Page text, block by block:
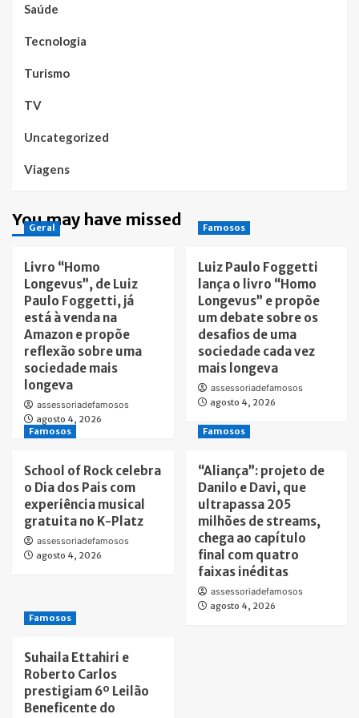
Saúde
Tecnologia
Turismo
TV
Uncategorized
Viagens
You may have missed
Geral
Livro “Homo
Longevus”, de Luiz
Paulo Foggetti, já
está à venda na
Amazon e propõe
reflexão sobre uma
sociedade mais
longeva
assessoriadefamosos
agosto 4, 2026
Famosos
Luiz Paulo Foggetti
lança o livro “Homo
Longevus” e propõe
um debate sobre os
desafios de uma
sociedade cada vez
mais longeva
assessoriadefamosos
agosto 4, 2026
Famosos
School of Rock celebra
o Dia dos Pais com
experiência musical
gratuita no K-Platz
assessoriadefamosos
agosto 4, 2026
Famosos
“Aliança”: projeto de
Danilo e Davi, que
ultrapassa 205
milhões de streams,
chega ao capítulo
final com quatro
faixas inéditas
assessoriadefamosos
agosto 4, 2026
Famosos
Suhaila Ettahiri e
Roberto Carlos
prestigiam 6º Leilão
Beneficente do